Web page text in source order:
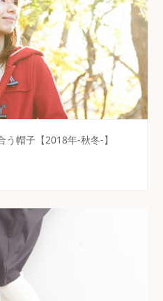
帽子【2018年-秋冬-】